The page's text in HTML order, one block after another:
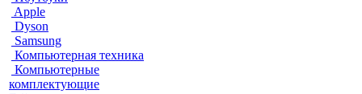
Apple
Dyson
Samsung
Компьютерная техника
Компьютерные
комплектующие